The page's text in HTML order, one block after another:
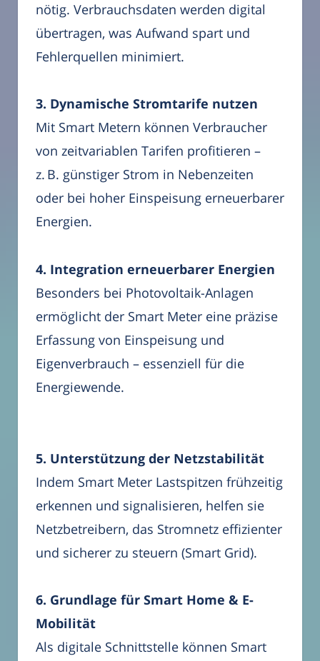
nötig. Verbrauchsdaten werden digital
übertragen, was Aufwand spart und
Fehlerquellen minimiert.
3. Dynamische Stromtarife nutzen
Mit Smart Metern können Verbraucher
von zeitvariablen Tarifen profitieren –
z. B. günstiger Strom in Nebenzeiten
oder bei hoher Einspeisung erneuerbarer
Energien.
4. Integration erneuerbarer Energien
Besonders bei Photovoltaik-Anlagen
ermöglicht der Smart Meter eine präzise
Erfassung von Einspeisung und
Eigenverbrauch – essenziell für die
Energiewende.
5. Unterstützung der Netzstabilität
Indem Smart Meter Lastspitzen frühzeitig
erkennen und signalisieren, helfen sie
Netzbetreibern, das Stromnetz effizienter
und sicherer zu steuern (Smart Grid).
6. Grundlage für Smart Home & E-
Mobilität
Als digitale Schnittstelle können Smart